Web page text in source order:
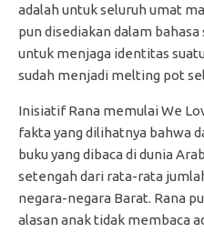
adalah untuk seluruh umat
pun disediakan dalam
untuk menjaga identitas
sudah menjadi melting pot
Inisiatif Rana memulai We
fakta yang dilihatnya bahwa
buku yang dibaca di dunia
setengah dari rata-rata
negara-negara Barat. Rana
alasan anak tidak membaca